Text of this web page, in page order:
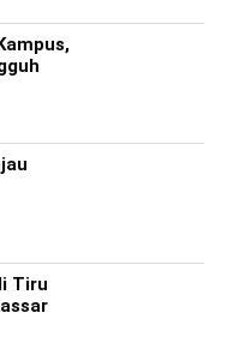
Tiru